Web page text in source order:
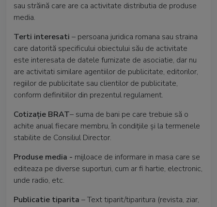
sau străină care are ca activitate distributia de produse
media.
Terti interesati – persoana juridica romana sau straina
care datorită specificului obiectului său de activitate
este interesata de datele furnizate de asociatie, dar nu
are activitati similare agentiilor de publicitate, editorilor,
regiilor de publicitate sau clientilor de publicitate,
conform definitiilor din prezentul regulament.
Cotizaţie BRAT– suma de bani pe care trebuie să o
achite anual fiecare membru, în condiţiile şi la termenele
stabilite de Consiliul Director.
Produse media - mijloace de informare in masa care se
editeaza pe diverse suporturi, cum ar fi hartie, electronic,
unde radio, etc.
Publicatie tiparita – Text tiparit/tiparitura (revista, ziar,